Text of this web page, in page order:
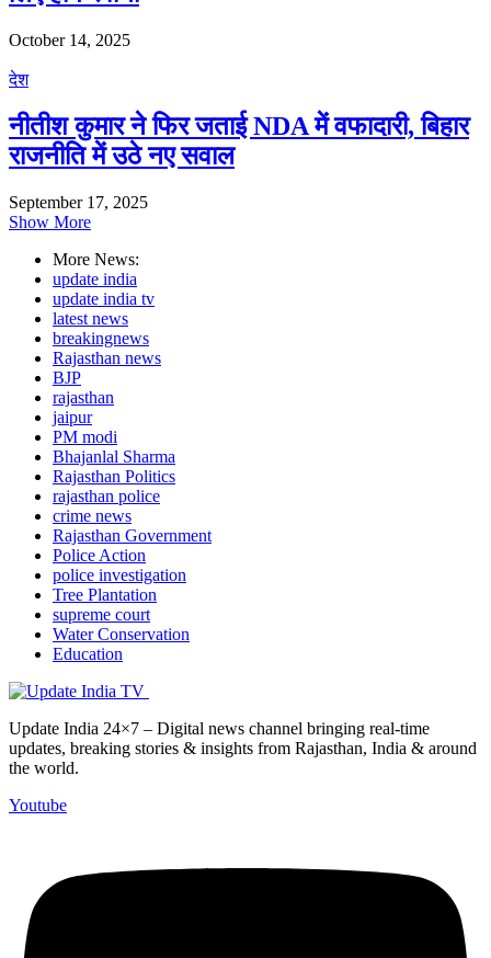
October 14, 2025
देश
नीतीश कुमार ने फिर जताई NDA में वफादारी, बिहार
राजनीति में उठे नए सवाल
September 17, 2025
Show More
More News:
update india
update india tv
latest news
breakingnews
Rajasthan news
BJP
rajasthan
jaipur
PM modi
Bhajanlal Sharma
Rajasthan Politics
rajasthan police
crime news
Rajasthan Government
Police Action
police investigation
Tree Plantation
supreme court
Water Conservation
Education
Update India 24×7 – Digital news channel bringing real-time
updates, breaking stories & insights from Rajasthan, India & around
the world.
Youtube